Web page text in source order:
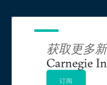
获取更多
Carnegie
订阅